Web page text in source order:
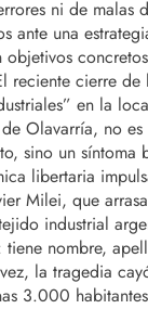
ni de malas
ante una
reciente cierre de
en la
Olavarría, no es
sino un síntoma
libertaria
Milei, que
industrial
tiene nombre,
la tragedia
3.000